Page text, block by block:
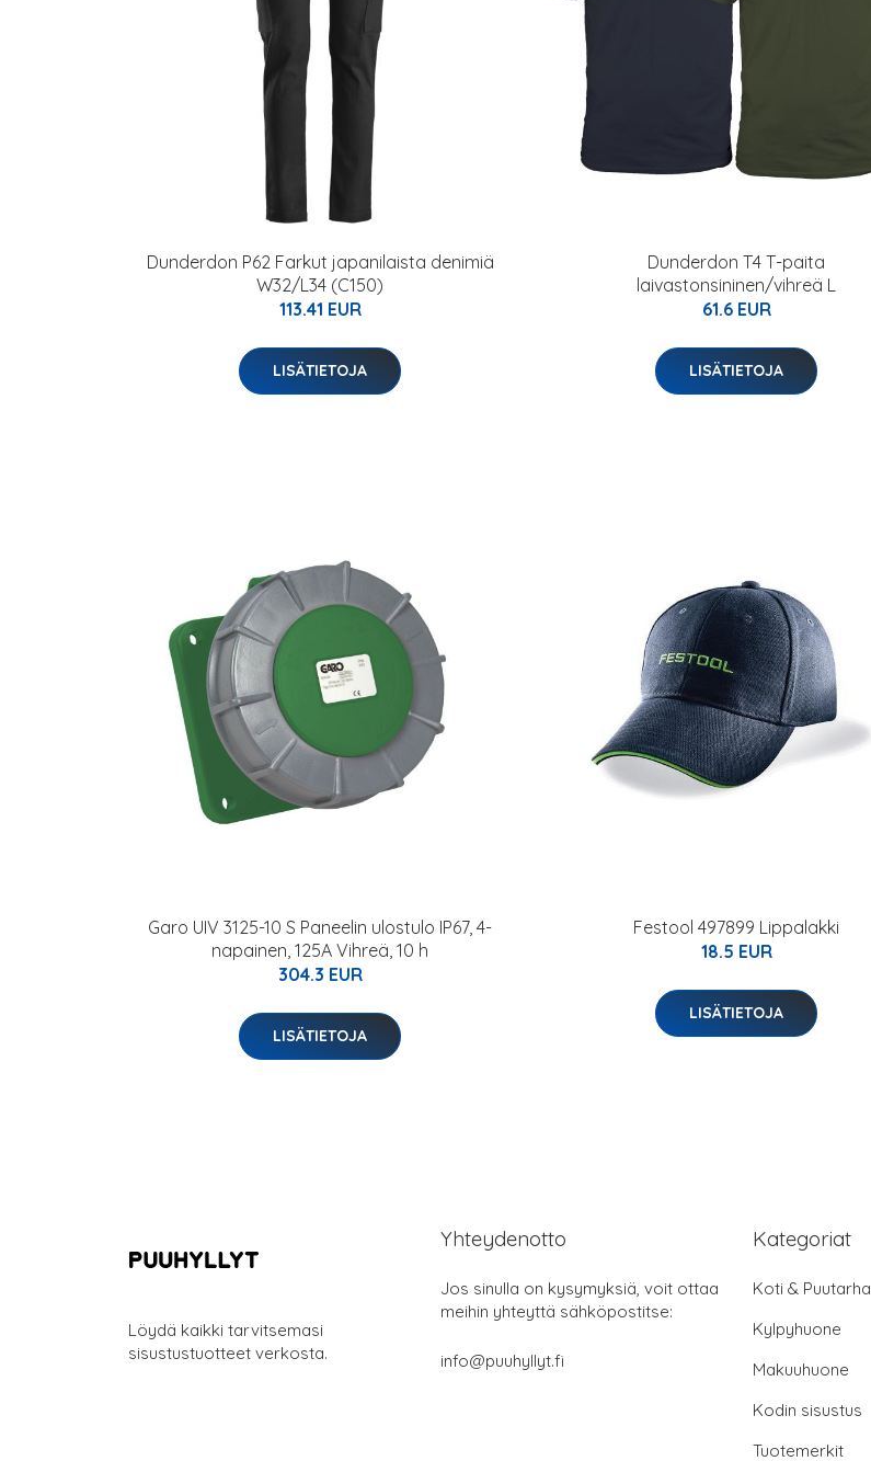
Dunderdon P62 Farkut japanilaista denimiä
W32/L34 (C150)
113.41 EUR
LISÄTIETOJA
Dunderdon T4 T-paita
laivastonsininen/vihreä L
61.6 EUR
LISÄTIETOJA
Garo UIV 3125-10 S Paneelin ulostulo IP67, 4-
napainen, 125A Vihreä, 10 h
304.3 EUR
LISÄTIETOJA
Festool 497899 Lippalakki
18.5 EUR
LISÄTIETOJA
Löydä kaikki tarvitsemasi
sisustustuotteet verkosta.
Yhteydenotto
Jos sinulla on kysymyksiä, voit ottaa
meihin yhteyttä sähköpostitse:
info@puuhyllyt.fi
Kategoriat
Koti & Puutarha
Kylpyhuone
Makuuhuone
Kodin sisustus
Tuotemerkit